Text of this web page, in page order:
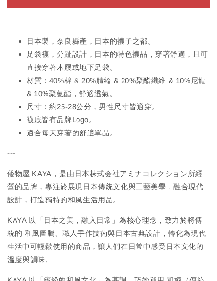
日本製，奈良縣產，日本的襪子之都。
足袋襪，分趾設計，日本的特色襪品，穿著舒適，且可
直接穿著木屐或地下足袋。
材質：40%棉 & 20%腈綸 & 20%聚酯纖維 & 10%尼龍
& 10%聚氨酯，舒適透氣。
尺寸：約25-28公分，男性尺寸皆適穿。
襪底皆有品牌Logo。
適合每天穿著的舒適單品。
---
倭物屋 KAYA，是由日本株式会社アミナコレクション所經
營的品牌，專注於展現日本傳統文化與工藝美學，融合現代
設計，打造獨特的和風生活用品。
KAYA 以「日本之美，融入日常」為核心理念，致力於將傳
統的 和風圖騰、職人手作技術與日本古典設計，轉化為現代
生活中可輕鬆使用的商品，讓人們在日常中感受日本文化的
溫度與韻味。